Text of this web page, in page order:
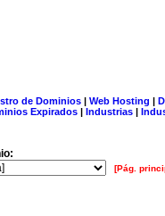
de Dominios| Web Hosting |
Expirados | Industrias |
[Pág.